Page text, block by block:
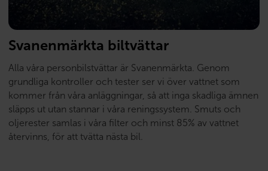
Svanenmärkta biltvättar
Alla våra personbilstvättar är Svanenmärkta. Genom
grundliga kontroller och tester ser vi över vattnet som
kommer från våra anläggningar, så att inga skadliga ämnen
släpps ut utan stannar i våra reningssystem. Smuts och
oljerester samlas i våra filter och minst 85% av vattnet
återvinns, för att tvätta nästa bil.